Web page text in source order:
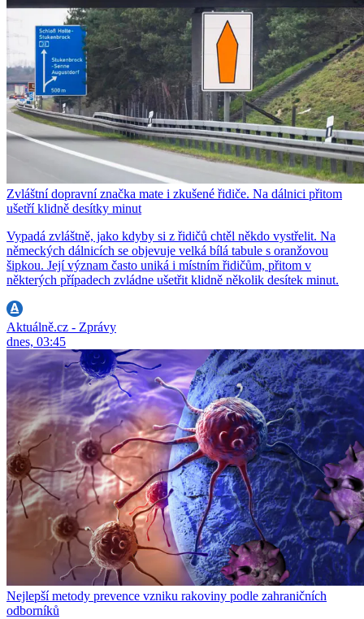
Zvláštní dopravní značka mate i zkušené řidiče. Na dálnici přitom
ušetří klidně desítky minut
Vypadá zvláštně, jako kdyby si z řidičů chtěl někdo vystřelit. Na
německých dálnicích se objevuje velká bílá tabule s oranžovou
šipkou. Její význam často uniká i místním řidičům, přitom v
některých případech zvládne ušetřit klidně několik desítek minut.
Aktuálně.cz - Zprávy
dnes, 03:45
Nejlepší metody prevence vzniku rakoviny podle zahraničních
odborníků